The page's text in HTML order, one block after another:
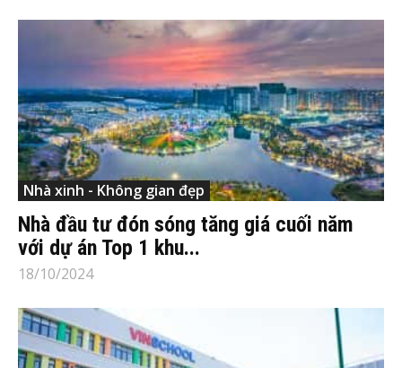
Nhà xinh - Không gian đẹp
Nhà đầu tư đón sóng tăng giá cuối năm
với dự án Top 1 khu...
18/10/2024